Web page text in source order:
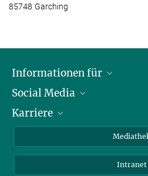
85748 Garching
Informationen für
Journalisten
Schule
Social Media
LinkedIn
Karriere
Intranet